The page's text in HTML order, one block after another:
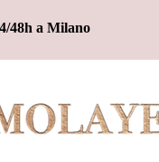
48h a Milano